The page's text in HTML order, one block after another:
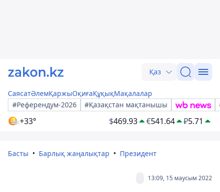
Қаз
СаясатӘлемҚаржыОқиғаҚұқықМақалалар
#Референдум-2026
#Қазақстан мақтанышы
+33° $469.93 €541.64 ₽5.71
Басты Барлық жаңалықтар Президент
13:09, 15 маусым 2022